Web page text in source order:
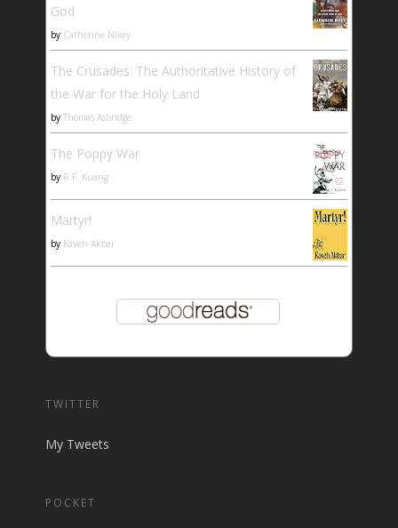
God
by Catherine Nixey
The Crusades: The Authoritative History of
the War for the Holy Land
by Thomas Asbridge
The Poppy War
by R.F. Kuang
Martyr!
by Kaveh Akbar
TWITTER
My Tweets
POCKET